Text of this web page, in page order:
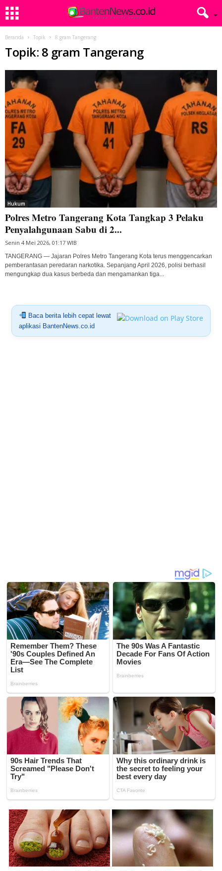
Beranda Topik 8 gram Tangerang
Topik: 8 gram Tangerang
Hukum
Polres Metro Tangerang Kota Tangkap 3 Pelaku
Penyalahgunaan Sabu di 2...
Senin 4 Mei 2026, 01:17 WIB
TANGERANG — Jajaran Polres Metro Tangerang Kota terus menggencarkan
pemberantasan peredaran narkotika. Sepanjang April 2026, polisi berhasil
mengungkap dua kasus berbeda dan mengamankan tiga...
Baca berita lebih cepat lewat
aplikasi BantenNews.co.id